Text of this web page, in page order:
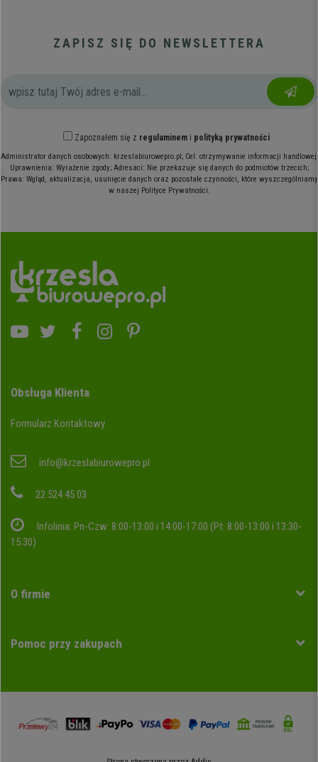
ZAPISZ SIĘ DO NEWSLETTERA
Zapoznałem się z regulaminemi polityką prywatności
Administrator danych osobowych: krzeslabiurowepro.pl; Cel: otrzymywanie informacji handlowej;
Uprawnienia: Wyrażenie zgody; Adresaci: Nie przekazuje się danych do podmiotów trzecich;
Prawa: Wgląd, aktualizacja, usunięcie danych oraz pozostałe czynności, które wyszczególniamy
w naszej Polityce Prywatności.
Obsługa Klienta
Formularz Kontaktowy
info@krzeslabiurowepro.pl
22 524 45 03
Infolinia: Pn-Czw: 8:00-13:00 i 14:00-17:00 (Pt: 8:00-13:00 i 13:30-
15:30)
O firmie
Pomoc przy zakupach